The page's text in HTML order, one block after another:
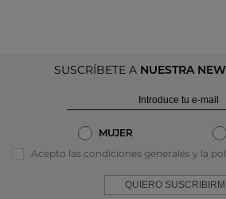
SUSCRÍBETE A NUESTRA
MUJER
Acepto las condiciones generales y la
QUIERO